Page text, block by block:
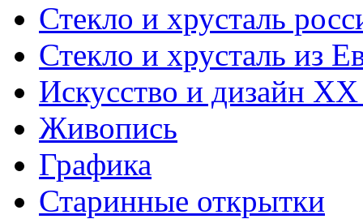
Стекло и хрусталь
Стекло и хрусталь из
Искусство и дизайн XX
Живопись
Графика
Старинные открытки